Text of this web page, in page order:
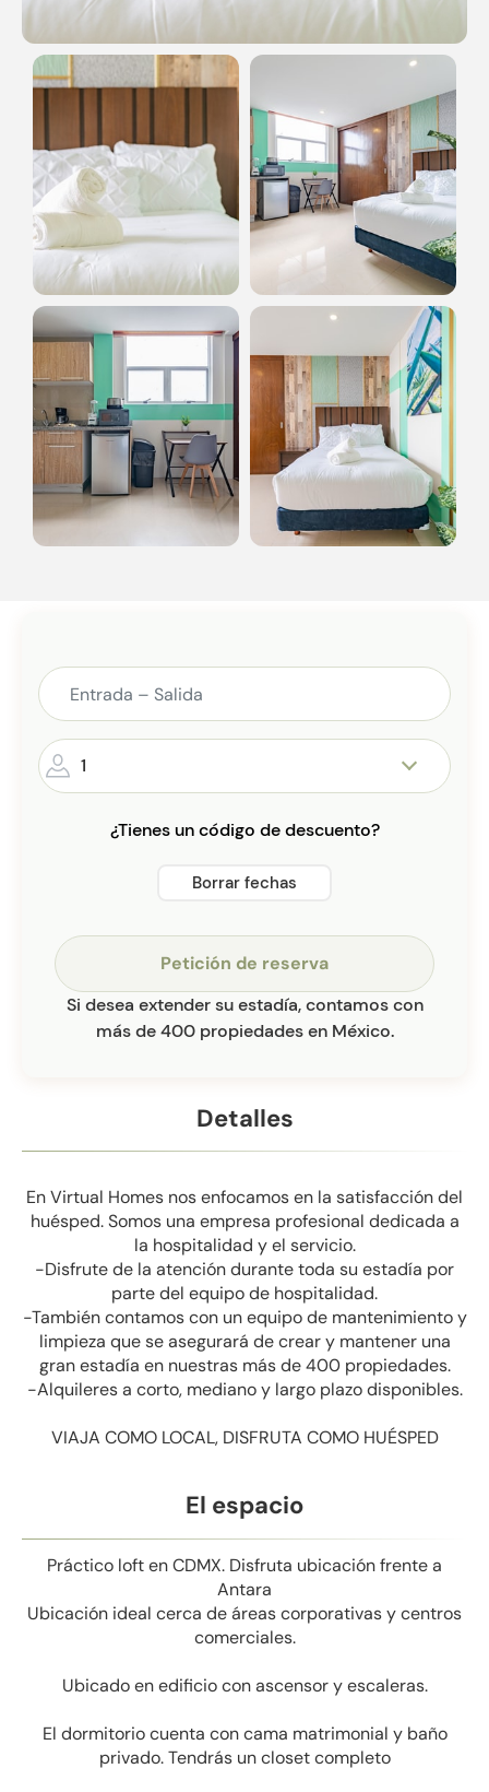
Detalles
En Virtual Homes nos enfocamos en la satisfacción del
huésped. Somos una empresa profesional dedicada a
la hospitalidad y el servicio.
-Disfrute de la atención durante toda su estadía por
parte del equipo de hospitalidad.
-También contamos con un equipo de mantenimiento y
limpieza que se asegurará de crear y mantener una
gran estadía en nuestras más de 400 propiedades.
-Alquileres a corto, mediano y largo plazo disponibles.
VIAJA COMO LOCAL, DISFRUTA COMO HUÉSPED
El espacio
Práctico loft en CDMX. Disfruta ubicación frente a
Antara
Ubicación ideal cerca de áreas corporativas y centros
comerciales.
Ubicado en edificio con ascensor y escaleras.
El dormitorio cuenta con cama matrimonial y baño
privado. Tendrás un closet completo
1
¿Tienes un código de descuento?
Borrar fechas
Petición de reserva
Si desea extender su estadía, contamos con
más de 400 propiedades en México.